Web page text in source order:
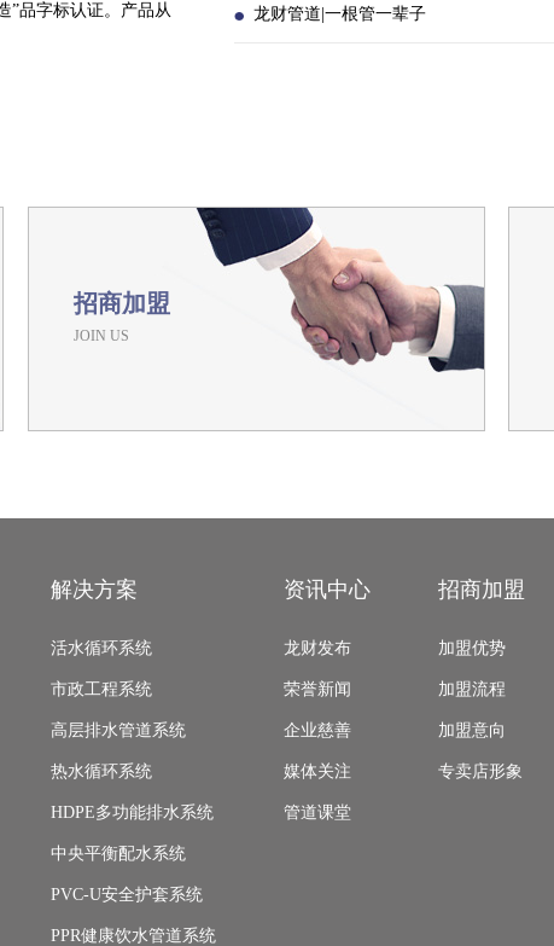
”品字标认证。产品从 龙财管道|一根管一辈子
招商加盟
JOIN US
解决方案
活水循环系统
市政工程系统
高层排水管道系统
热水循环系统
HDPE多功能排水系统
中央平衡配水系统
PVC-U安全护套系统
PPR健康饮水管道系统
资讯中心
龙财发布
荣誉新闻
企业慈善
媒体关注
管道课堂
招商加盟
加盟优势
加盟流程
加盟意向
专卖店形象